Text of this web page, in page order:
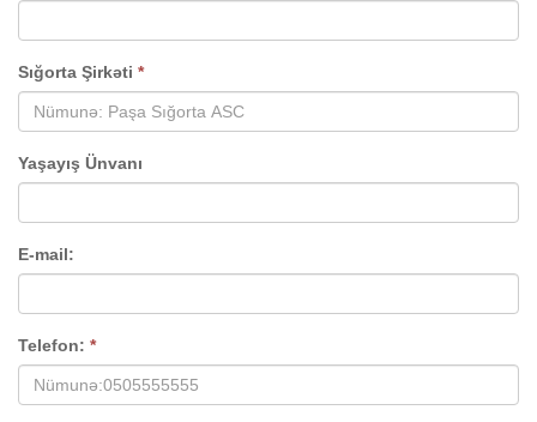
Sığorta Şirkəti *
Yaşayış Ünvanı
E-mail:
Telefon: *